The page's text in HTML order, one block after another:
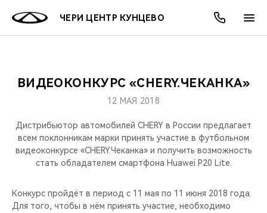
ЧЕРИ ЦЕНТР КУНЦЕВО
МОДЕЛИ
КРОССОВЕРЫ
СЕДАНЫ
ПОКУПАТЕЛЯМ
КРЕДИТ И СТРАХОВАНИЕ
ВЛАДЕЛЬЦАМ
ЗАПЧАСТИ И АКСЕССУАРЫ
CHERY CONNECT
МИР CHERY
О БРЕНДЕ
ЛЮДИ CHERY
АКЦИИ
ОНЛАЙН СЕРВИСЫ
КРЕДИТ
О КОМПАНИИ
МЫ В СОЦСЕТЯХ
ВИДЕОКОНКУРС «CHERY.ЧЕКАНКА»
12 МАЯ 2018
Дистрибьютор автомобилей CHERY в России предлагает
всем поклонникам марки принять участие в футбольном
видеоконкурсе «CHERY.Чеканка» и получить возможность
стать обладателем смартфона Huawei P20 Lite.
Конкурс пройдёт в период с 11 мая по 11 июня 2018 года.
Для того, чтобы в нём принять участие, необходимо